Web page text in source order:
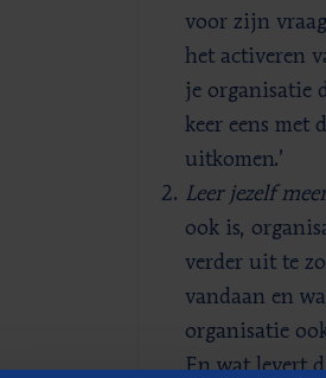
voor zijn
het activeren
je organisatie
keer eens met
uitkomen.’
Leer jezelf
ook is,
verder uit te
vandaan en
organisatie
En wat levert